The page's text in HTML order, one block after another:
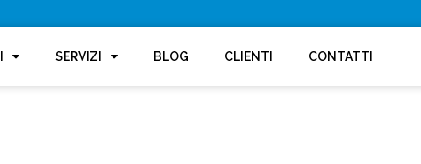
SERVIZI BLOG CLIENTI CONTATTI